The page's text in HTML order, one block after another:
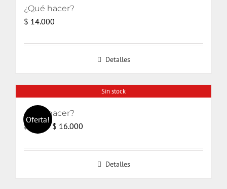
¿Qué hacer?
$ 14.000
Detalles
Sin stock
Oferta!
¿Qué hacer?
$
El
original
$ 16.000
actual
Detalles